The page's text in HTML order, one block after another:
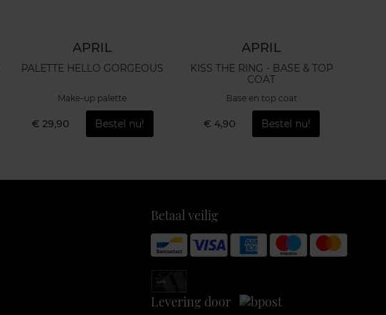
APRIL
PALETTE HELLO GORGEOUS
Make-up palette
€ 29,90 Bestel nu!
APRIL
KISS THE RING - BASE & TOP
COAT
Base en top coat
€ 4,90 Bestel nu!
Betaal veilig
Levering door